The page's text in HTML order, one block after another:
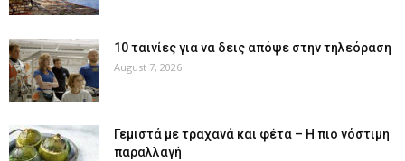
10 ταινίες για να δεις απόψε στην τηλεόραση
August 7, 2026
Γεμιστά με τραχανά και φέτα – Η πιο νόστιμη
παραλλαγή